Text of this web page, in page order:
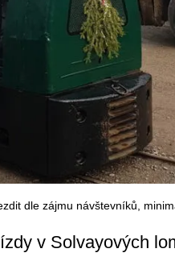
dle zájmu návštevníků,
v Solvayových